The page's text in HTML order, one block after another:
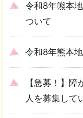
令和8年熊本
ついて
令和8年熊本
【急募！】
人を募集して